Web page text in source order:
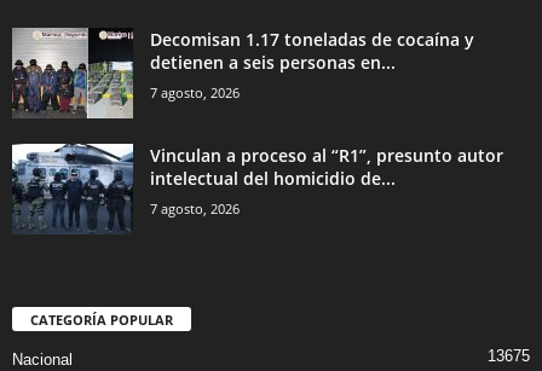
Decomisan 1.17 toneladas de cocaína y
detienen a seis personas en...
7 agosto, 2026
Vinculan a proceso al “R1”, presunto autor
intelectual del homicidio de...
7 agosto, 2026
CATEGORÍA POPULAR
Nacional 13675